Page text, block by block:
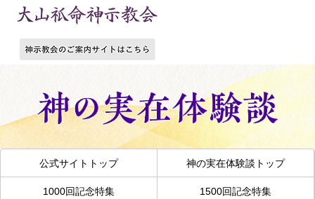
公式サイトトップ 神の実在体験談トップ
1000回記念特集 1500回記念特集